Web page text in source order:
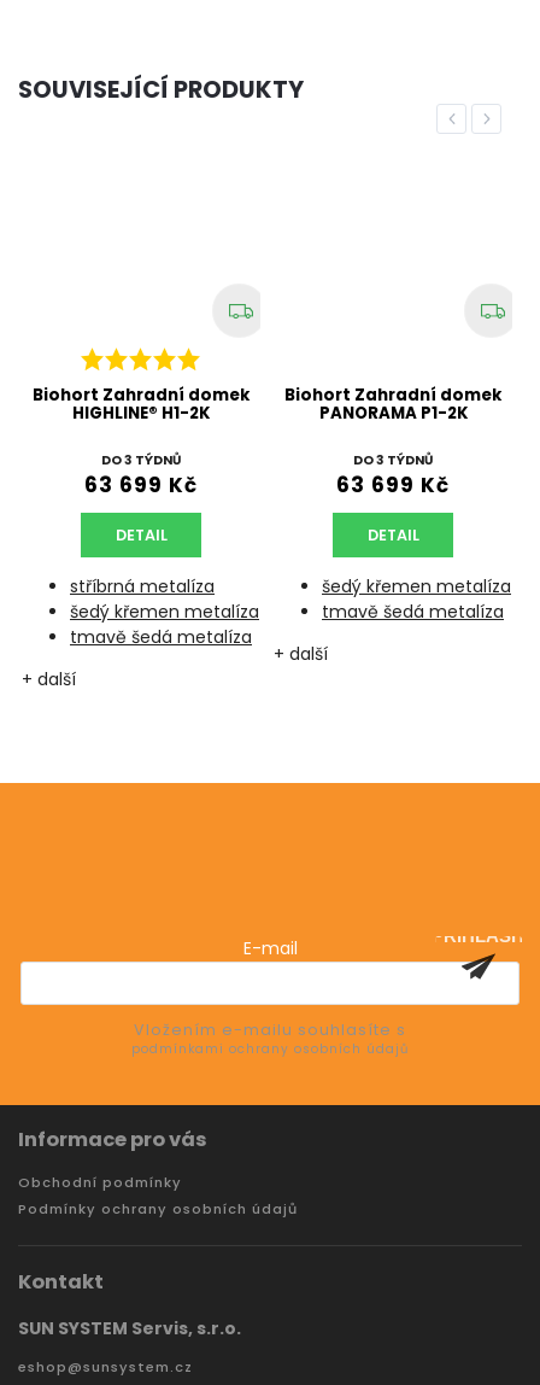
SOUVISEJÍCÍ PRODUKTY
Previous
Biohort Zahradní domek
HIGHLINE® H1-2K
DO 3 TÝDNŮ
63 699 Kč
DETAIL
stříbrná metalíza
šedý křemen metalíza
tmavě šedá metalíza
+ další
Biohort Zahradní domek
PANORAMA P1-2K
DO 3 TÝDNŮ
63 699 Kč
DETAIL
šedý křemen metalíza
tmavě šedá metalíza
+ další
Next
E-mail
Vložením e-mailu souhlasíte s
podmínkami ochrany osobních údajů
PŘIHLÁSIT
Informace pro vás
Obchodní podmínky
Podmínky ochrany osobních údajů
Kontakt
SUN SYSTEM Servis, s.r.o.
eshop@sunsystem.cz